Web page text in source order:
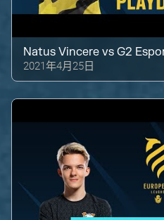
Natus Vincere vsG2
2021年4月25日